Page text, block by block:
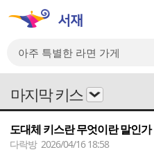
마지막 키스
도대체 키스란 무엇이란 말인가
다락방 2026/04/16 18:58